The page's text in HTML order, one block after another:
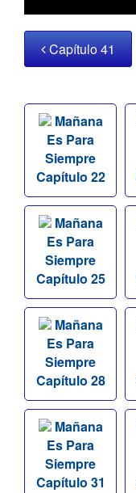
Capítulo 41
Mañana
Es Para
Siempre
Capítulo 22
Mañana
Es Para
Siempre
Capítulo 25
Mañana
Es Para
Siempre
Capítulo 28
Mañana
Es Para
Siempre
Capítulo 31